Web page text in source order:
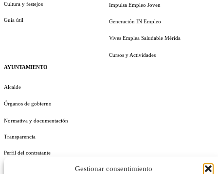
Gestionar consentimiento
Cultura y festejos
Guía útil
AYUNTAMIENTO
Alcalde
Órganos de gobierno
Normativa y documentación
Transparencia
Perfil del contratante
Impulsa Empleo Joven
Generación IN Empleo
Vives Emplea Saludable Mérida
Cursos y Actividades